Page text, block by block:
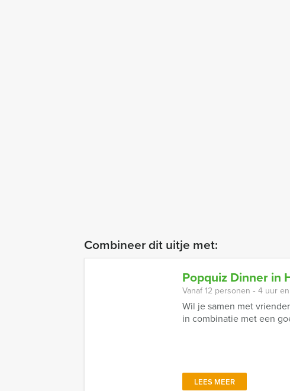
Combineer dit uitje met:
Popquiz Dinner in
Vanaf 12 personen ‐ 4 uur
Wil je samen met
in combinatie met een
LEES MEER